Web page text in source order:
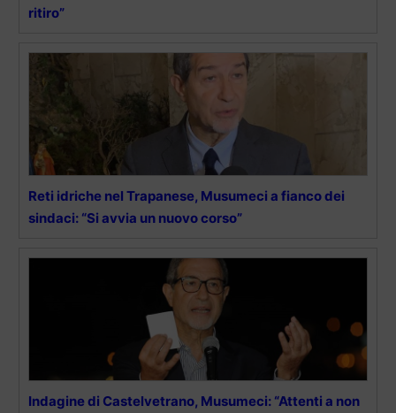
ritiro”
Reti idriche nel Trapanese, Musumeci a fianco dei
sindaci: “Si avvia un nuovo corso”
Indagine di Castelvetrano, Musumeci: “Attenti a non